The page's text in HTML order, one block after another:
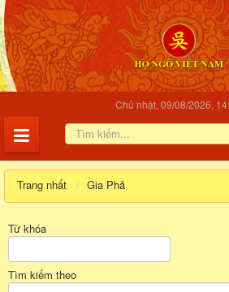
Chủ nhật, 09/08/2026,
Trang nhất Gia Phả
Từ khóa
Tìm kiếm theo